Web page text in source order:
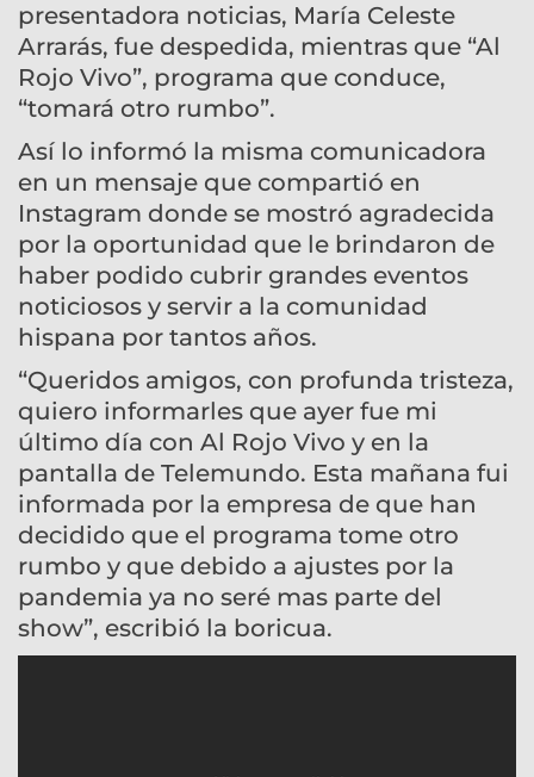
presentadora noticias, María Celeste
Arrarás, fue despedida, mientras que “Al
Rojo Vivo”, programa que conduce,
“tomará otro rumbo”.
Así lo informó la misma comunicadora
en un mensaje que compartió en
Instagram donde se mostró agradecida
por la oportunidad que le brindaron de
haber podido cubrir grandes eventos
noticiosos y servir a la comunidad
hispana por tantos años.
“Queridos amigos, con profunda tristeza,
quiero informarles que ayer fue mi
último día con Al Rojo Vivo y en la
pantalla de Telemundo. Esta mañana fui
informada por la empresa de que han
decidido que el programa tome otro
rumbo y que debido a ajustes por la
pandemia ya no seré mas parte del
show”, escribió la boricua.